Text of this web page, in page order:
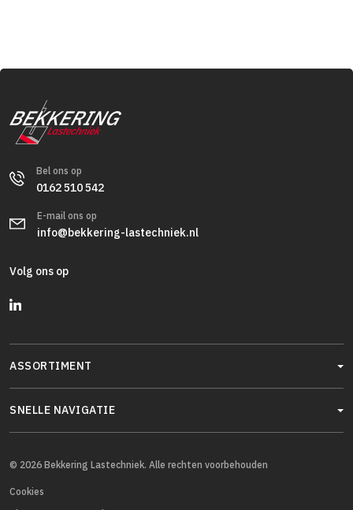
Bel ons op
0162 510 542
E-mail ons op
info@bekkering-lastechniek.nl
Volg ons op
ASSORTIMENT
SNELLE NAVIGATIE
© 2026 Bekkering Lastechniek. Alle rechten voorbehouden
Cookies